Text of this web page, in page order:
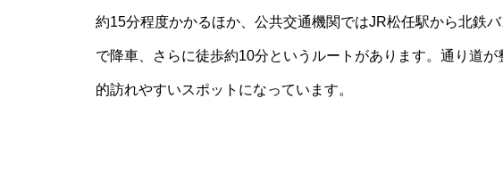
約15分程度かかるほか、公共交通機関ではJR松任駅から北鉄
で降車、さらに徒歩約10分というルートがあります。通り道
的訪れやすいスポットになっています。